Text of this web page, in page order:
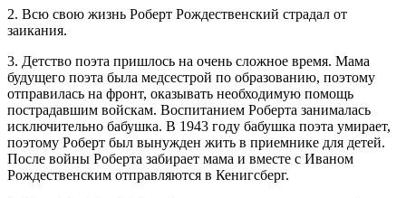
2. Всю свою жизнь Роберт Рождественский страдал от
заикания.
3. Детство поэта пришлось на очень сложное время. Мама
будущего поэта была медсестрой по образованию, поэтому
отправилась на фронт, оказывать необходимую помощь
пострадавшим войскам. Воспитанием Роберта занималась
исключительно бабушка. В 1943 году бабушка поэта умирает,
поэтому Роберт был вынужден жить в приемнике для детей.
После войны Роберта забирает мама и вместе с Иваном
Рождественским отправляются в Кенигсберг.